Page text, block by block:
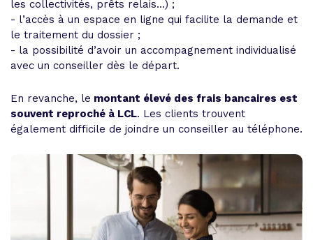
les collectivités, prêts relais…) ;
- l’accès à un espace en ligne qui facilite la demande et
le traitement du dossier ;
- la possibilité d’avoir un accompagnement individualisé
avec un conseiller dès le départ.
En revanche, le montant élevé des frais bancaires est
souvent reproché à LCL. Les clients trouvent
également difficile de joindre un conseiller au téléphone.